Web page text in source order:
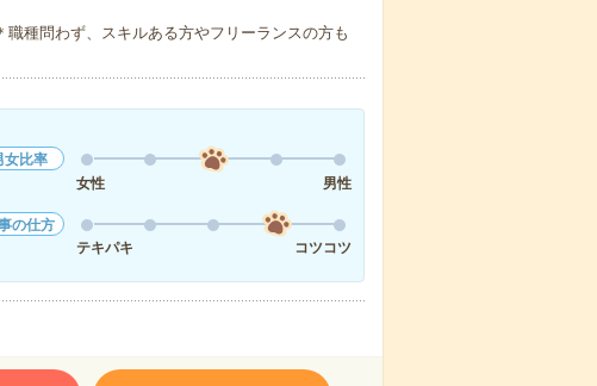
職種問わず、スキルある方やフリーランスの方も
女比率
女性
男性
の仕方
テキパキ
コツコツ